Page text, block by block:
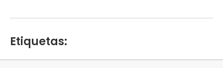
Etiquetas: